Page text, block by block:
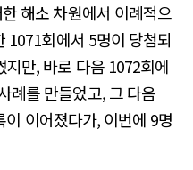
해소 차원에서 이례적으
1071회에서 5명이 당첨되
지만, 바로 다음 1072회에
례를 만들었고, 그 다음
이어졌다가, 이번에 9명